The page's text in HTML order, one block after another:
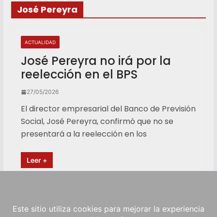
José Pereyra
ACTUALIDAD
José Pereyra no irá por la
reelección en el BPS
27/05/2026
El director empresarial del Banco de Previsión
Social, José Pereyra, confirmó que no se
presentará a la reelección en los
Leer +